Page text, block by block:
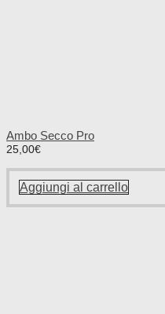
Ambo Secco Pro
25,00€
Aggiungi al carrello